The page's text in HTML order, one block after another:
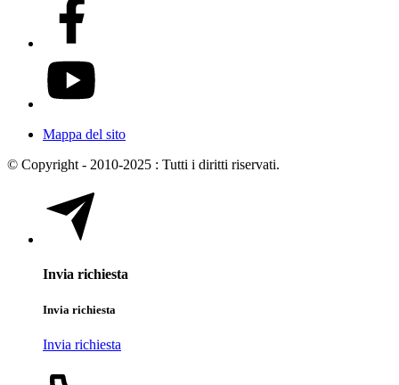
Mappa del sito
© Copyright - 2010-2025 : Tutti i diritti riservati.
Invia richiesta
Invia richiesta
Invia richiesta